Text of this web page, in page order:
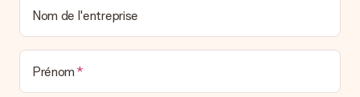
Nom de l'entreprise
Prénom